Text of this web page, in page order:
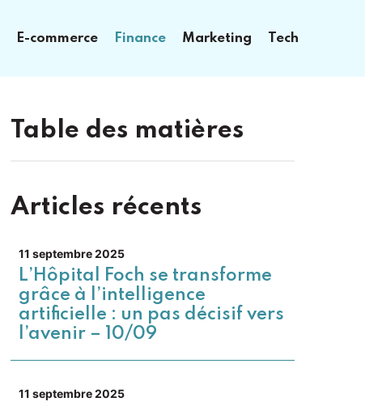
E-commerce Finance Marketing Tech
Table des matières
Articles récents
11 septembre 2025
L’Hôpital Foch se transforme
grâce à l’intelligence
artificielle : un pas décisif vers
l’avenir – 10/09
11 septembre 2025